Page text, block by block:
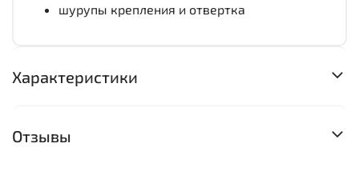
шурупы крепления и отвертка
Характеристики
Отзывы